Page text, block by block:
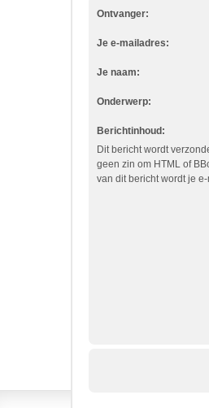
Ontvanger:
Je e-mailadres:
Je naam:
Onderwerp:
Berichtinhoud:
Dit bericht wordt
geen zin om HTML of
van dit bericht wordt je